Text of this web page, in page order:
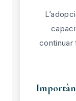
continuar